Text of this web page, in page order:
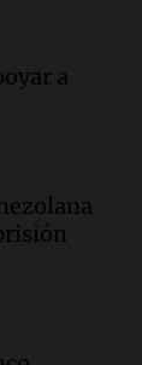
muerte
en San
de
a